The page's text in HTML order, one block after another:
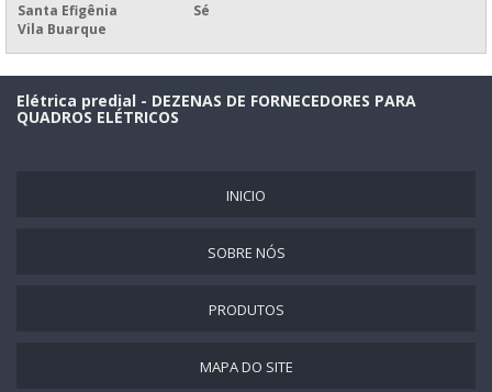
PAINEL ELÉTRICO CCM
PAINEL ELÉTRICO CLP
PAINEL ELÉTRICO COM BARRAMENTO
PAINEL ELÉTRICO COM PORTA INTERNA
PAINEL ELÉTRICO DE POLICARBONATO
Santa Efigênia
Sé
Vila Buarque
Elétrica predial - DEZENAS DE FORNECEDORES PARA
QUADROS ELÉTRICOS
INICIO
SOBRE NÓS
PRODUTOS
MAPA DO SITE